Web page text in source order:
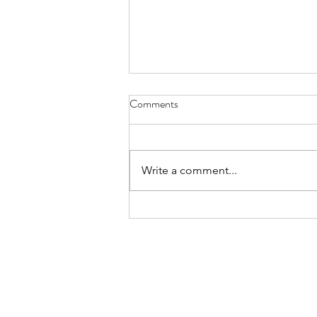
রিভার্স এজিং, একটি আয়ুর্বেদিক দৃষ্টিকোণ
অন্য একটি নিবন্ধে, আধুনিক ওষুধের ক্ষেত্রে
Comments
Write a comment...